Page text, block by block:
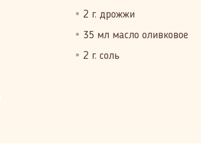
2 г. дрожжи
35 мл масло оливковое
2 г. соль